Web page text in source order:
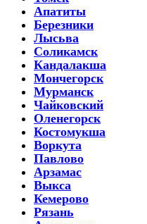
Апатиты
Березники
Лысьва
Соликамск
Кандалакша
Мончегорск
Мурманск
Чайковский
Оленегорск
Костомукша
Воркута
Павлово
Арзамас
Выкса
Кемерово
Рязань